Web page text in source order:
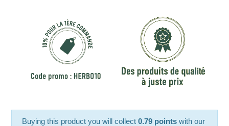
Buying this product you will collect0.79 points with our